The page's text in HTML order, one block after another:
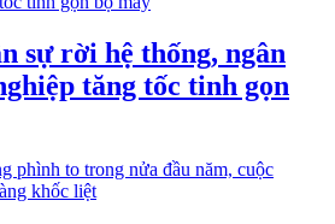
sự rời hệ thống, ngân
tăng tốc tinh gọn